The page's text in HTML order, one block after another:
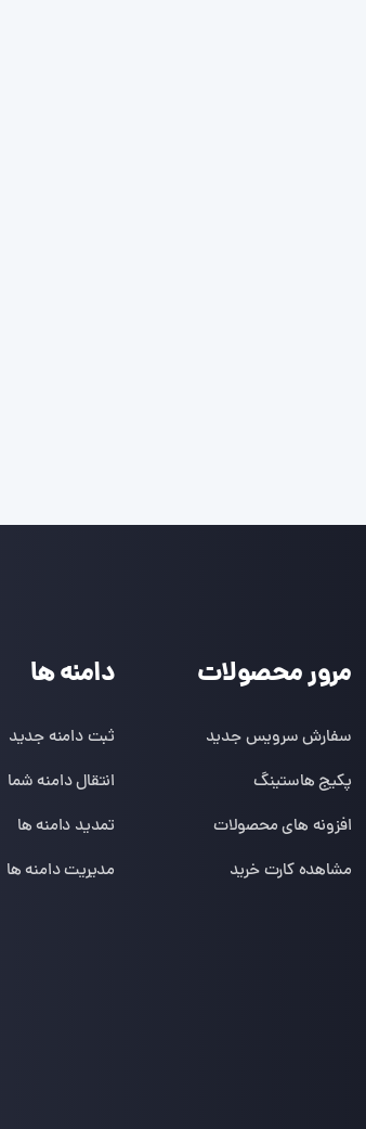
مرور محصولات
سفارش سرویس جدید
پکیج هاستینگ
افزونه های محصولات
مشاهده کارت خرید
دامنه ها
ثبت دامنه جدید
انتقال دامنه شما
تمدید دامنه ها
مدیریت دامنه ها